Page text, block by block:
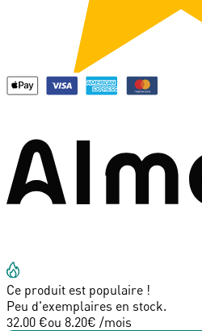
Ce produit est populaire !
Peu d'exemplaires en stock.
32.00 €ou 8.20€ /mois